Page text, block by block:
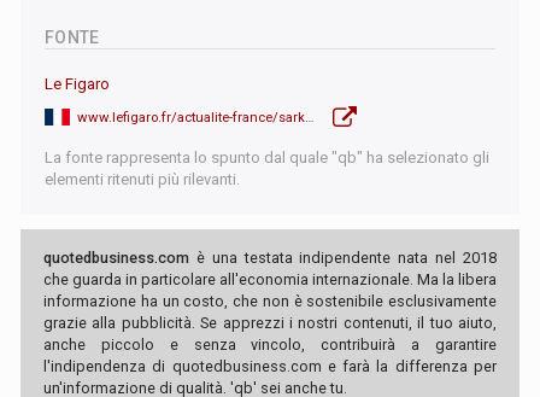
FONTE
Le Figaro
www.lefigaro.fr/actualite-france/sarkozy-nicolas-prison-en-direct-incarceration-condamnation-grace-mandat-de-depot-bracelet-affaire-20251021
La fonte rappresenta lo spunto dal quale "qb" ha selezionato gli
elementi ritenuti più rilevanti.
quotedbusiness.com è una testata indipendente nata nel 2018
che guarda in particolare all'economia internazionale. Ma la libera
informazione ha un costo, che non è sostenibile esclusivamente
grazie alla pubblicità. Se apprezzi i nostri contenuti, il tuo aiuto,
anche piccolo e senza vincolo, contribuirà a garantire
l'indipendenza di quotedbusiness.com e farà la differenza per
un'informazione di qualità. 'qb' sei anche tu.